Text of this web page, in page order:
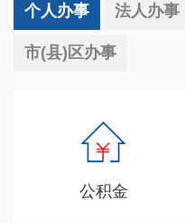
个人办事 法人办事
市(县)区办事
公积金